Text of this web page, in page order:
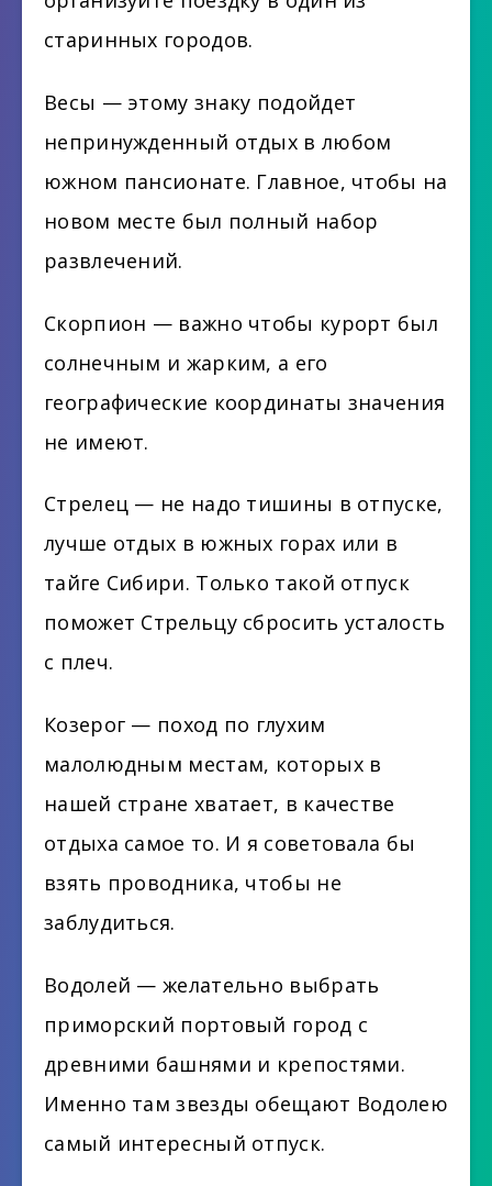
старинных городов.
Весы — этому знаку подойдет
непринужденный отдых в любом
южном пансионате. Главное, чтобы на
новом месте был полный набор
развлечений.
Скорпион — важно чтобы курорт был
солнечным и жарким, а его
географические координаты значения
не имеют.
Стрелец — не надо тишины в отпуске,
лучше отдых в южных горах или в
тайге Сибири. Только такой отпуск
поможет Стрельцу сбросить усталость
с плеч.
Козерог — поход по глухим
малолюдным местам, которых в
нашей стране хватает, в качестве
отдыха самое то. И я советовала бы
взять проводника, чтобы не
заблудиться.
Водолей — желательно выбрать
приморский портовый город с
древними башнями и крепостями.
Именно там звезды обещают Водолею
самый интересный отпуск.